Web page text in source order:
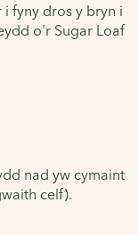
fyny dros y bryn i
o'r Sugar Loaf
nad yw cymaint
celf).